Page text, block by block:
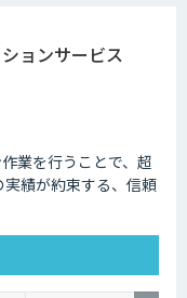
ョンサービス
業を行うことで、超
績が約束する、信頼